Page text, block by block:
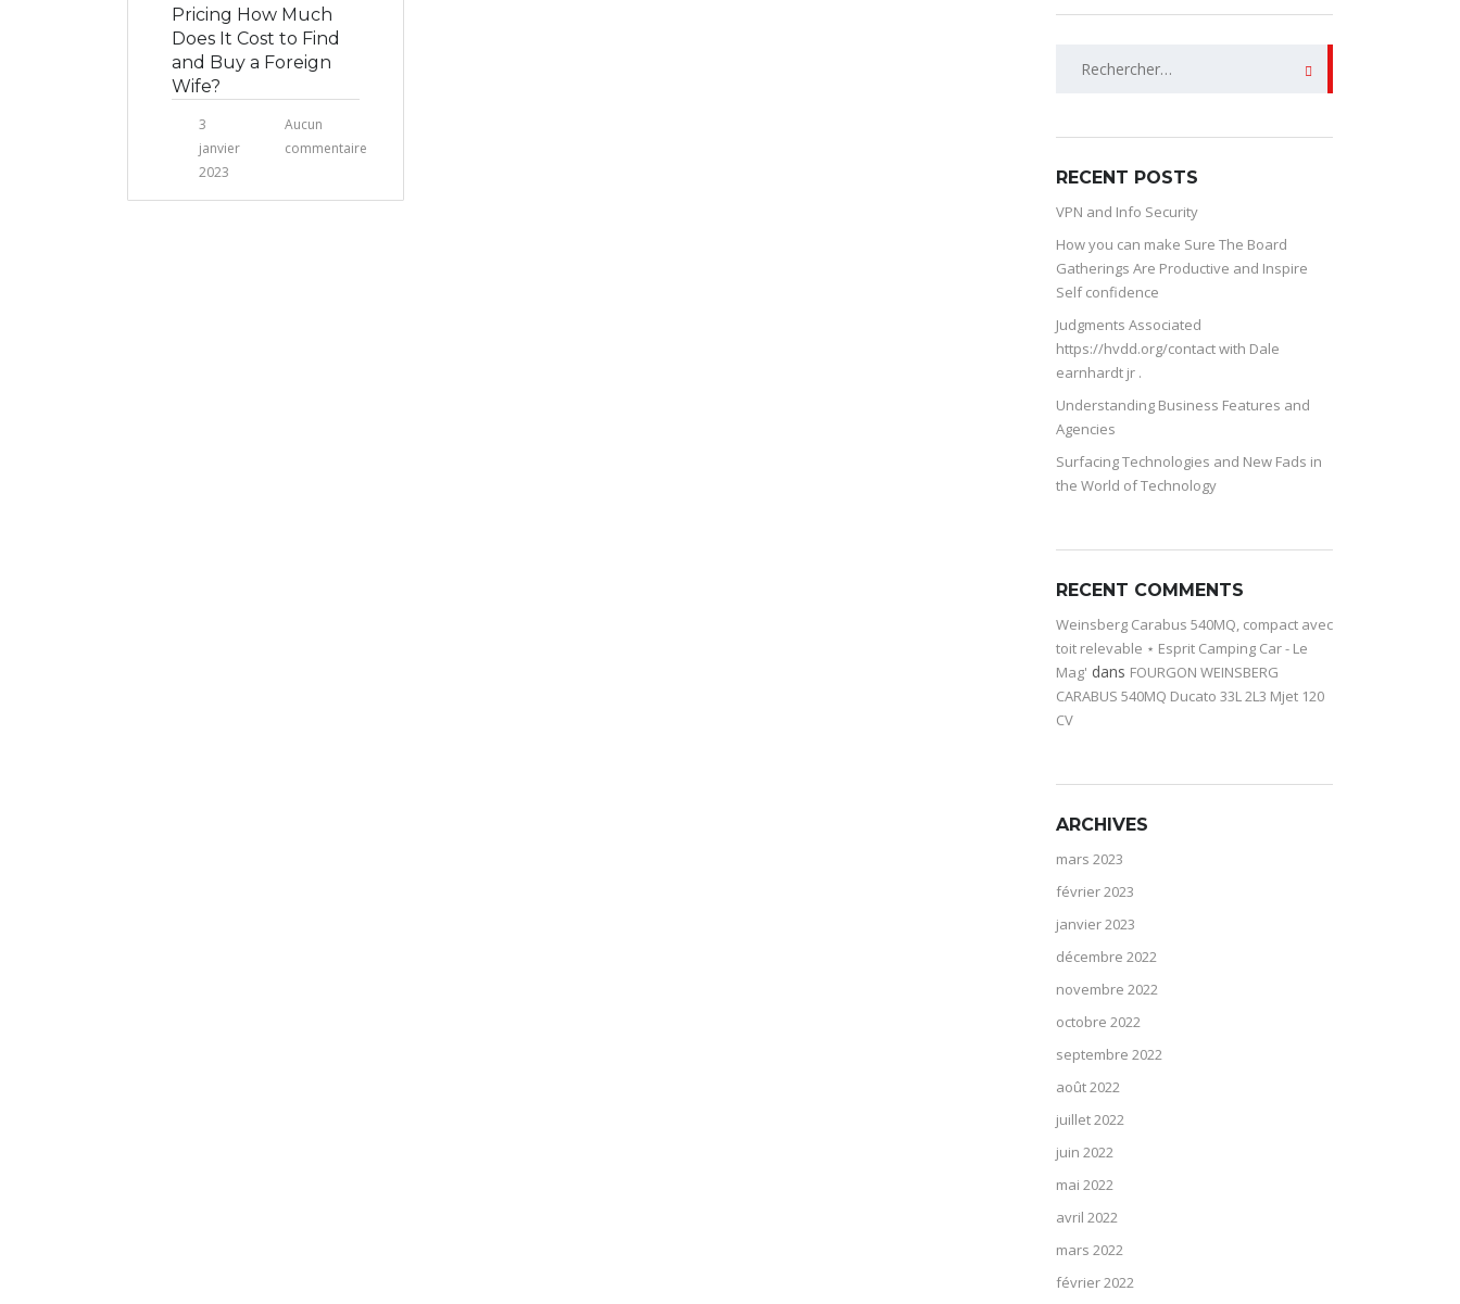
Pricing How Much
Does It Cost to Find
and Buy a Foreign
Wife?
3
janvier
2023
Aucun
commentaire
RECENT POSTS
VPN and Info Security
How you can make Sure The Board
Gatherings Are Productive and Inspire
Self confidence
Judgments Associated
https://hvdd.org/contact with Dale
earnhardt jr .
Understanding Business Features and
Agencies
Surfacing Technologies and New Fads in
the World of Technology
RECENT COMMENTS
Weinsberg Carabus 540MQ, compact avec
toit relevable ⋆ Esprit Camping Car - Le
Mag' dans FOURGON WEINSBERG
CARABUS 540MQ Ducato 33L 2L3 Mjet 120
CV
ARCHIVES
mars 2023
février 2023
janvier 2023
décembre 2022
novembre 2022
octobre 2022
septembre 2022
août 2022
juillet 2022
juin 2022
mai 2022
avril 2022
mars 2022
février 2022